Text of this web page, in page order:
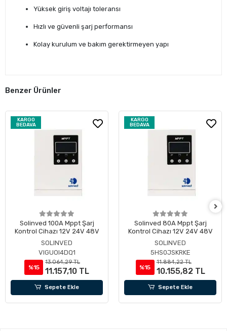
Yüksek giriş voltajı toleransı
Hızlı ve güvenli şarj performansı
Kolay kurulum ve bakım gerektirmeyen yapı
Benzer Ürünler
KARGO
BEDAVA
Solinved 100A Mppt Şarj
Kontrol Cihazı 12V 24V 48V
SOLINVED
VIGUOI4DQ1
%15
13.064,29 TL
11.157,10 TL
Sepete Ekle
KARGO
BEDAVA
Solinved 80A Mppt Şarj
Kontrol Cihazı 12V 24V 48V
SOLINVED
5HS0JSKRKE
%15
11.884,22 TL
10.155,82 TL
Sepete Ekle